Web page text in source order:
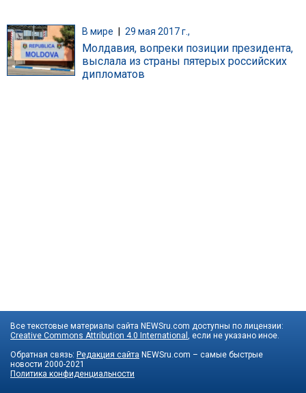
В мире 29 мая 2017 г.,
Молдавия, вопреки позиции президента,
выслала из страны пятерых российских
дипломатов
Все текстовые материалы сайта NEWSru.com доступны по лицензии:
Creative Commons Attribution 4.0 International , если не указано иное.
Обратная связь: Редакция сайта NEWSru.com – самые быстрые
новости 2000-2021
Политика конфиденциальности